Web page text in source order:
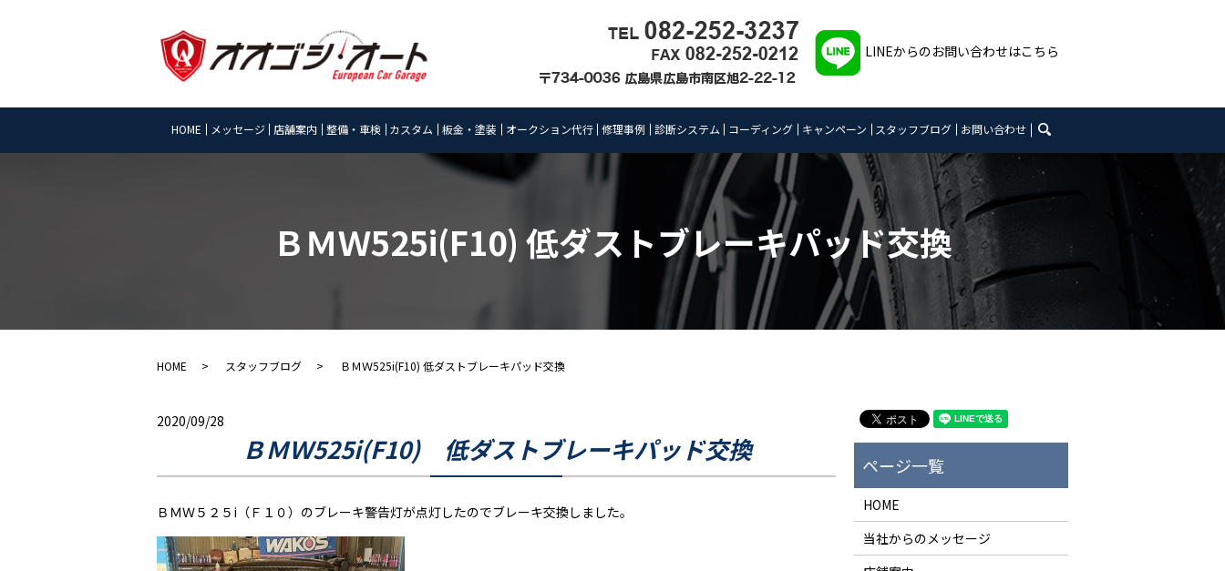
HOME メッセージ 店舗案内 整備・車検 カスタム 板金・塗装 オークション代行 修理事例 診断システム コーディング キャンペーン スタッフブログ お問い合わせ
LINEからのお問い合わせはこちら
ＢＭＷ525i(F10) 低ダストブレーキパッド交換
HOME スタッフブログ ＢＭＷ525i(F10) 低ダストブレーキパッド交換
2020/09/28
ＢＭＷ525i(F10) 低ダストブレーキパッド交換
ＢＭＷ５２５i（Ｆ１０）のブレーキ警告灯が点灯したのでブレーキ交換しました。
HOME
当社からのメッセージ